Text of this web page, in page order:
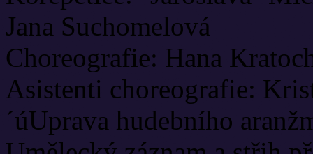
Jana Suchomelová
Choreografie: Hana
Asistenti choreografie:
´úUprava hudebního